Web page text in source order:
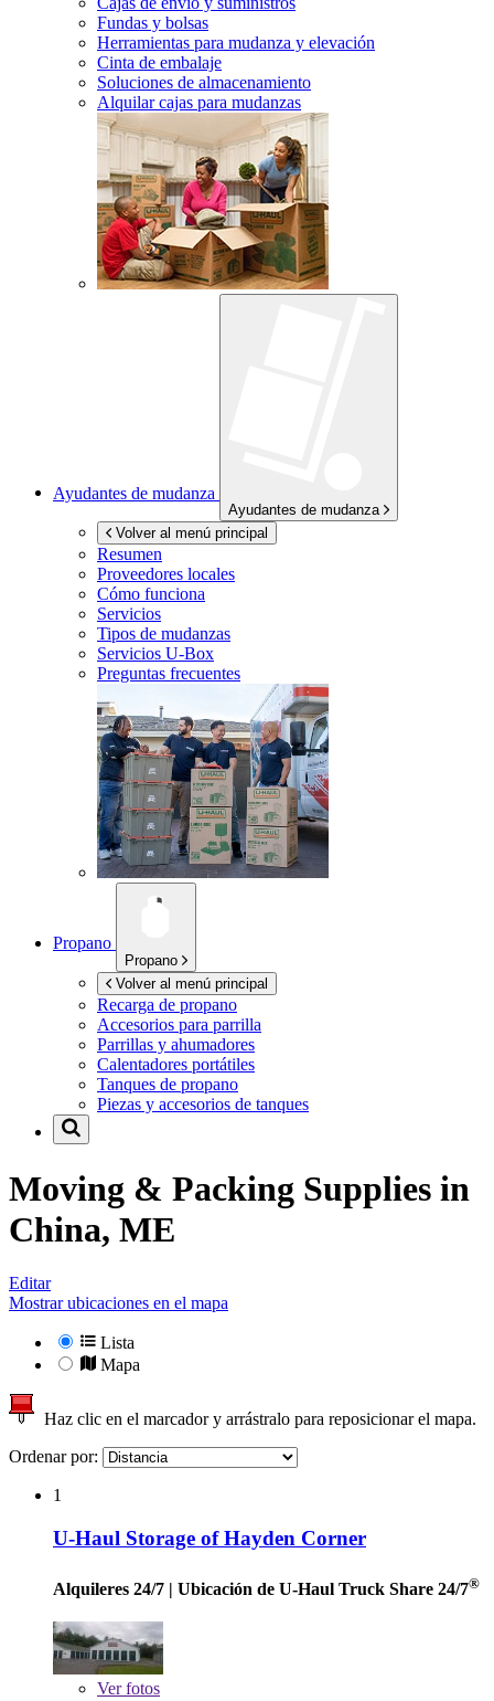
Fundas y bolsas
Herramientas para mudanza y elevación
Cinta de embalaje
Soluciones de almacenamiento
Alquilar cajas para mudanzas
Ayudantes de mudanza
Ayudantes de mudanza
Volver al menú principal
Resumen
Proveedores locales
Cómo funciona
Servicios
Tipos de mudanzas
Servicios U-Box
Preguntas frecuentes
Propano
Propano
Volver al menú principal
Recarga de propano
Accesorios para parrilla
Parrillas y ahumadores
Calentadores portátiles
Tanques de propano
Piezas y accesorios de tanques
Moving & Packing Supplies in
China, ME
Editar
Mostrar ubicaciones en el mapa
Lista
Mapa
Haz clic en el marcador y arrástralo para reposicionar el mapa.
Ordenar por:
1
U-Haul Storage of Hayden Corner
Alquileres 24/7 | Ubicación de U-Haul Truck Share 24/7®
Verfotos